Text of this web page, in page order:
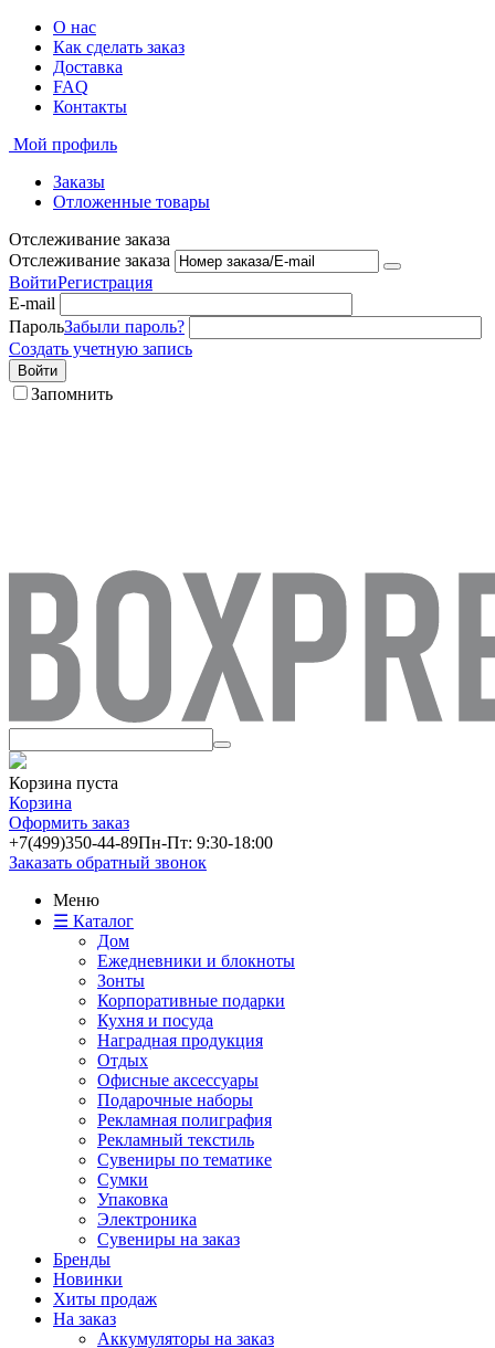
О нас
Как сделать заказ
Доставка
FAQ
Контакты
Мой профиль
Заказы
Отложенные товары
Отслеживание заказа
Отслеживание заказа
ВойтиРегистрация
E-mail
ПарольЗабыли пароль?
Создать учетную запись
Войти
Запомнить
Корзина пуста
Корзина
Оформить заказ
+7(499)350-44-89Пн-Пт: 9:30-18:00
Заказать обратный звонок
Меню
☰ Каталог
Дом
Ежедневники и блокноты
Зонты
Корпоративные подарки
Кухня и посуда
Наградная продукция
Отдых
Офисные аксессуары
Подарочные наборы
Рекламная полиграфия
Рекламный текстиль
Сувениры по тематике
Сумки
Упаковка
Электроника
Сувениры на заказ
Бренды
Новинки
Хиты продаж
На заказ
Аккумуляторы на заказ